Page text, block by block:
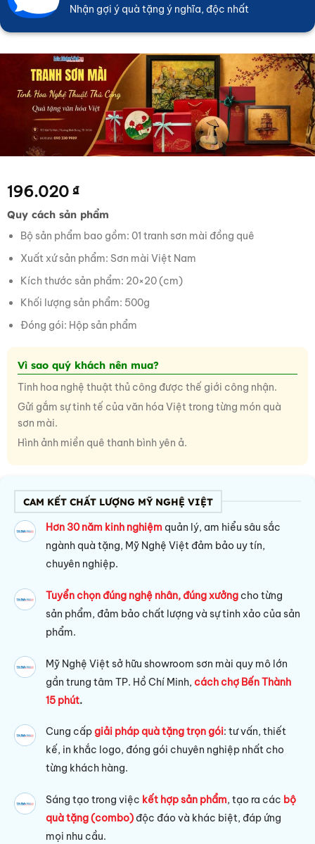
Nhận gợi ý quà tặng ý nghĩa, độc nhất
196.020 ₫
Quy cách sản phẩm
Bộ sản phẩm bao gồm: 01 tranh sơn mài đồng quê
Xuất xứ sản phẩm: Sơn mài Việt Nam
Kích thước sản phẩm: 20×20 (cm)
Khối lượng sản phẩm: 500g
Đóng gói: Hộp sản phẩm
Vì sao quý khách nên mua?
Tinh hoa nghệ thuật thủ công được thế giới công nhận.
Gửi gắm sự tinh tế của văn hóa Việt trong từng món quà
sơn mài.
Hình ảnh miền quê thanh bình yên ả.
CAM KẾT CHẤT LƯỢNG MỸ NGHỆ VIỆT
Hơn 30 năm kinh nghiệm quản lý, am hiểu sâu sắc
ngành quà tặng, Mỹ Nghệ Việt đảm bảo uy tín,
chuyên nghiệp.
Tuyển chọn đúng nghệ nhân, đúng xưởng cho từng
sản phẩm, đảm bảo chất lượng và sự tinh xảo của sản
phẩm.
Mỹ Nghệ Việt sở hữu showroom sơn mài quy mô lớn
gần trung tâm TP. Hồ Chí Minh,cách chợ Bến Thành
15 phút.
Cung cấpgiải pháp quà tặng trọn gói: tư vấn, thiết
kế, in khắc logo, đóng gói chuyên nghiệp nhất cho
từng khách hàng.
Sáng tạo trong việc kết hợp sản phẩm, tạo ra các bộ
quà tặng (combo) độc đáo và khác biệt, đáp ứng
mọi nhu cầu.